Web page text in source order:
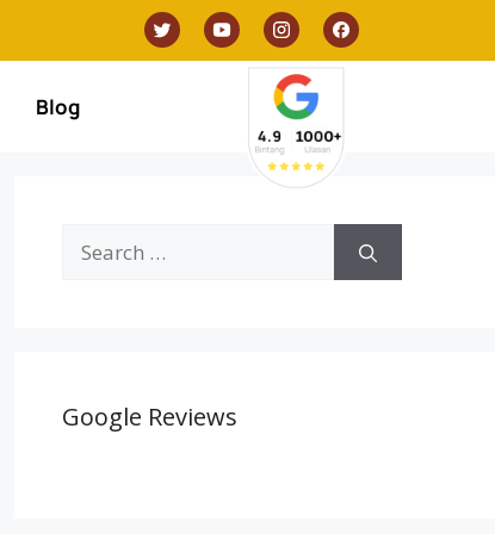
Blog
Google Reviews